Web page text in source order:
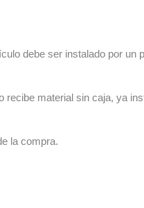
debe ser instalado por un
material sin caja, ya
la compra.